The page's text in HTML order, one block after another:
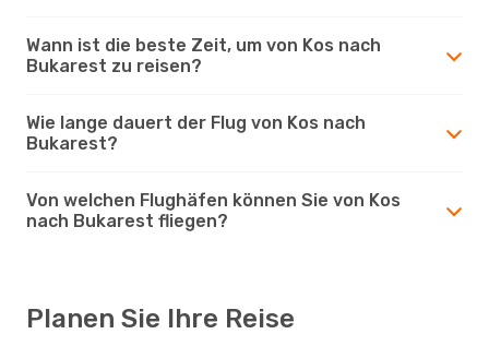
Wann ist die beste Zeit, um von Kos nach
Bukarest zu reisen?
Wie lange dauert der Flug von Kos nach
Bukarest?
Von welchen Flughäfen können Sie von Kos
nach Bukarest fliegen?
Planen Sie Ihre Reise